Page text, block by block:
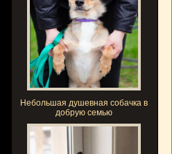
Небольшая душевная собачка в
добрую семью